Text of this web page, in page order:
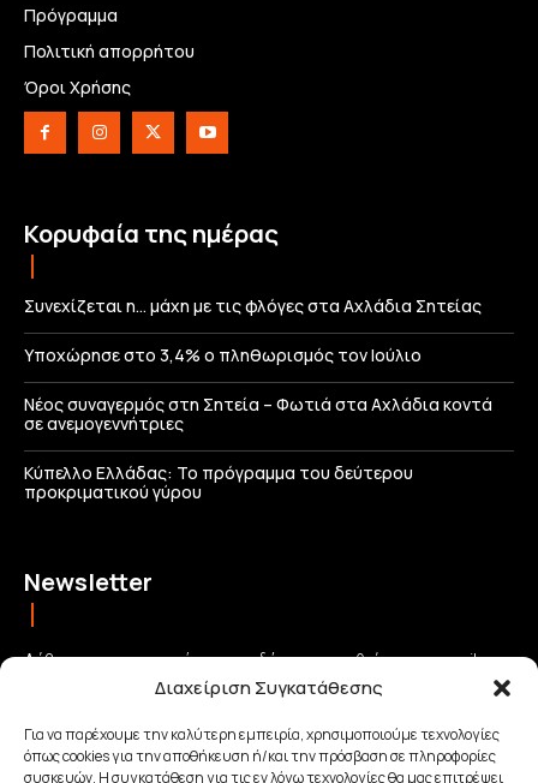
Διαχείριση Συγκατάθεσης
Για να παρέχουμε την καλύτερη εμπειρία, χρησιμοποιούμε τεχνολογίες
όπως cookies για την αποθήκευση ή/και την πρόσβαση σε πληροφορίες
συσκευών. Η συγκατάθεση για τις εν λόγω τεχνολογίες θα μας επιτρέψει
Πρόγραμμα
Πολιτική απορρήτου
Όροι Χρήσης
Κορυφαία της ημέρας
Συνεχίζεται η… μάχη με τις φλόγες στα Αχλάδια Σητείας
Υποχώρησε στο 3,4% ο πληθωρισμός τον Ιούλιο
Νέος συναγερμός στη Σητεία – Φωτιά στα Αχλάδια κοντά
σε ανεμογεννήτριες
Κύπελλο Ελλάδας: Το πρόγραμμα του δεύτερου
προκριματικού γύρου
Newsletter
Λάβετε τις σημαντικότερες ειδήσεις απευθείας στο email σας
και μείνετε πάντα συνδεδεμένοι με την Κρήτη!
ΕΓΓΡΑΦΗ